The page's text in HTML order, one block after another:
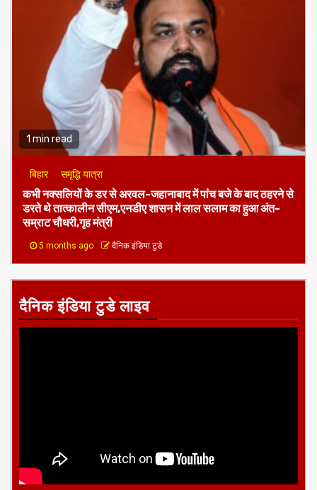
1 min read
समृद्धि यात्रा
कभी नक्सलियों के डर से अरवल-जहानाबाद में पांच बजे के बाद ठहरने से
सम्राट चौधरी,गृह मंत्री
5 months ago दैनिक इंडिया टुडे
दैनिक इंडिया टुडे लाइव
Subscribe to my channel